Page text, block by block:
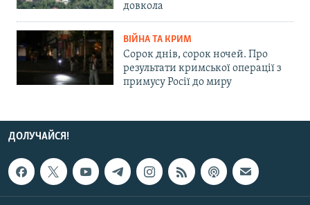
довкола
ВІЙНА ТА КРИМ
Сорок днів, сорок ночей. Про
результати кримської операції з
примусу Росії до миру
ДОЛУЧАЙСЯ!